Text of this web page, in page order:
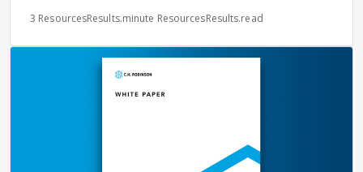
3 ResourcesResults.minute ResourcesResults.read